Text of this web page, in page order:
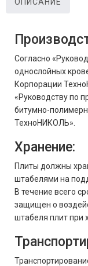
Согласно
однослойных
Корпорации
«Руководству по
битумно-
ТехноНИКОЛЬ».
Хранение:
Плиты должны
штабелями на
В течение всего
защищен о
штабеля плит при